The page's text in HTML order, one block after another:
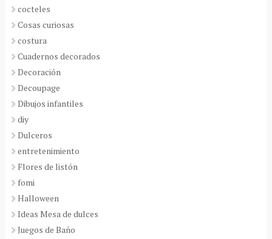
cocteles
Cosas curiosas
costura
Cuadernos decorados
Decoración
Decoupage
Dibujos infantiles
diy
Dulceros
entretenimiento
Flores de listón
fomi
Halloween
Ideas Mesa de dulces
Juegos de Baño